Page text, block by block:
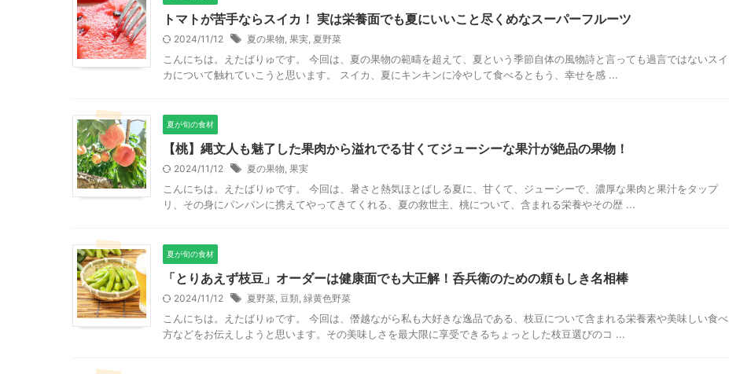
トマトが苦手ならスイカ！ 実は栄養面でも夏にいいこと尽くめなスーパーフルーツ
2024/11/12 夏の果物, 果実, 夏野菜
こんにちは。えたばりゅです。 今回は、夏の果物の範疇を超えて、夏という季節自体の風物詩と言っても過言ではないスイ
カについて触れていこうと思います。 スイカ、夏にキンキンに冷やして食べるともう、幸せを感 ...
夏が旬の食材
【桃】縄文人も魅了した果肉から溢れでる甘くてジューシーな果汁が絶品の果物！
2024/11/12 夏の果物, 果実
こんにちは。えたばりゅです。 今回は、暑さと熱気ほとばしる夏に、甘くて、ジューシーで、濃厚な果肉と果汁をタップ
リ、その身にパンパンに携えてやってきてくれる、夏の救世主、桃について、含まれる栄養やその歴 ...
夏が旬の食材
「とりあえず枝豆」オーダーは健康面でも大正解！呑兵衛のための頼もしき名相棒
2024/11/12 夏野菜, 豆類, 緑黄色野菜
こんにちは。えたばりゅです。 今回は、僭越ながら私も大好きな逸品である、枝豆について含まれる栄養素や美味しい食べ
方などをお伝えしようと思います。その美味しさを最大限に享受できるちょっとした枝豆選びのコ ...